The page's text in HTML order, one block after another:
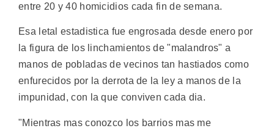
entre 20 y 40 homicidios cada fin de semana.
Esa letal estadistica fue engrosada desde enero por
la figura de los linchamientos de "malandros" a
manos de pobladas de vecinos tan hastiados como
enfurecidos por la derrota de la ley a manos de la
impunidad, con la que conviven cada dia.
"Mientras mas conozco los barrios mas me